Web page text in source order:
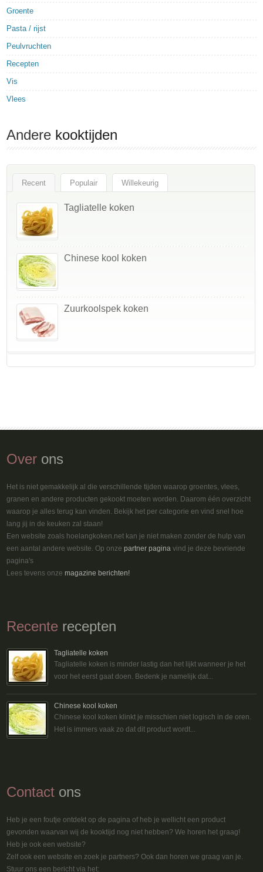
Groente
Pasta / rijst
Peulvruchten
Recepten
Vis
Vlees
Andere kooktijden
Recent Populair Willekeurig
Tagliatelle koken
Chinese kool koken
Zuurkoolspek koken
Over ons
Het is niet gemakkelijk al die verschillende tijden waarop groentes, vlees,
granen en andere producten gekookt moeten worden. Daarom één overzicht
waarop je alles terug kan vinden. Bekijk het per categorie en vind snel hoe
lang jij in de keuken zal staan!
Een website zoals hoelangkoken.net kan je niet maken zonder de hulp van
een aantal andere website. Op onzepartner pagina vind je deze bevriende
pagina's
Lees tevens onzemagazine berichten!
Recente recepten
Tagliatelle koken
Tagliatelle koken is minder lastig dan het lijkt wanneer je het
voor het eerst gaat doen. Bedenk je namelijk dat...
Chinese kool koken
Chinese kool koken klinkt je misschien niet logisch in de oren.
Het is immers vaak zo dat dit product wordt...
Contact ons
Heb je een foutje ontdekt op de pagina of heb je wellicht een product
gevonden waarvan wij de kooktijd nog niet hebben? We horen het graag!
Heb je ook een website?
Zelf ook een website en zoek je partners? Ook dan horen we graag van je.
Stuur ons een bericht via het: